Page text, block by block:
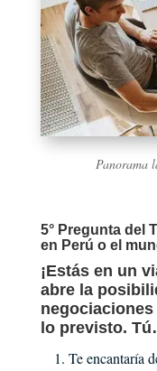
Panorama
5° Pregunta del
en Perú o el
¡Estás en un
abre la
lo previsto.
Te encantaría